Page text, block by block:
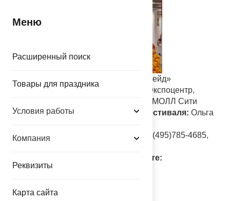
Меню
Расширенный поиск
Товары для праздника
Условия работы
Компания
Реквизиты
Карта сайта
Организаторы:
ЗАО «Европа Уно Трейд»
Партнеры:
Выставочный комплекс Экспоцентр,
Торгово-развлекательный центр АФИМОЛЛ Сити
Контактное лицо в оргкомитете фестиваля: Ольга
E-mail: festival@balloons.ru, Телефон: (495)785-4685,
Официальная страница в Интернете:
https://sharik.ru/company/fest/